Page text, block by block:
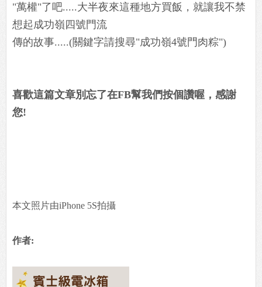
"萬權"了吧.....大半夜來這種地方買飯，就讓我不禁
想起成功嶺四號門流
傳的故事.....(關鍵字請搜尋"成功嶺4號門肉粽")
喜歡這篇文章別忘了在FB幫我們按個讚喔，感謝
您!
本文照片由iPhone 5S拍攝
作者: